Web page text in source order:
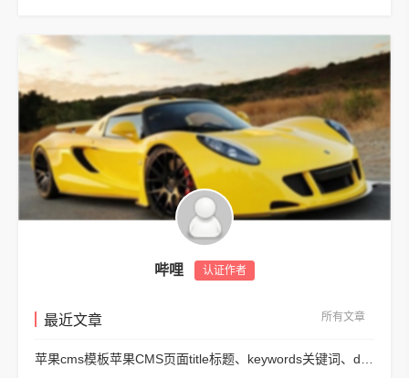
哔哩 认证作者
最近文章 所有文章